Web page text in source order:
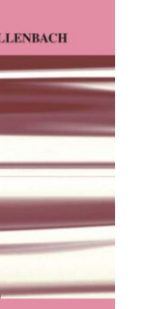
1994-1996